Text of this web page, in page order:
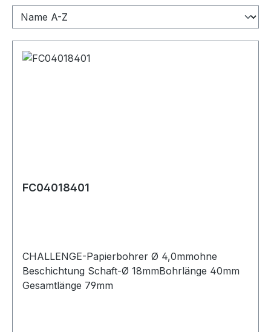
FC04018401
CHALLENGE-Papierbohrer Ø 4,0mmohne
Beschichtung Schaft-Ø 18mmBohrlänge 40mm
Gesamtlänge 79mm